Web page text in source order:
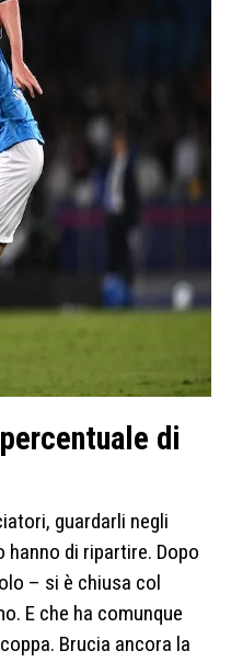
di
guardarli negli
di ripartire. Dopo
– si è chiusa col
E che ha comunque
Brucia ancora la